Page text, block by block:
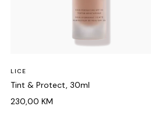
LICE
Tint & Protect, 30ml
230,00 KM